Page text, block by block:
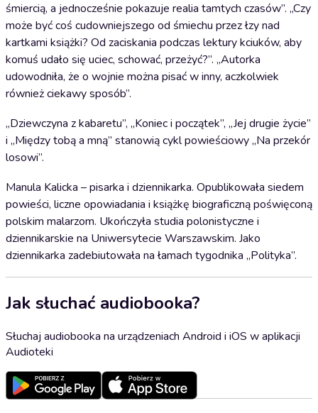
śmiercią, a jednocześnie pokazuje realia tamtych czasów”. „Czy
może być coś cudowniejszego od śmiechu przez łzy nad
kartkami książki? Od zaciskania podczas lektury kciuków, aby
komuś udało się uciec, schować, przeżyć?”. „Autorka
udowodniła, że o wojnie można pisać w inny, aczkolwiek
również ciekawy sposób”.
„Dziewczyna z kabaretu”, „Koniec i początek”, „Jej drugie życie”
i „Między tobą a mną” stanowią cykl powieściowy „Na przekór
losowi”.
Manula Kalicka – pisarka i dziennikarka. Opublikowała siedem
powieści, liczne opowiadania i książkę biograficzną poświęconą
polskim malarzom. Ukończyła studia polonistyczne i
dziennikarskie na Uniwersytecie Warszawskim. Jako
dziennikarka zadebiutowała na łamach tygodnika „Polityka”.
Jak słuchać audiobooka?
Słuchaj audiobooka na urządzeniach Android i iOS w aplikacji
Audioteki